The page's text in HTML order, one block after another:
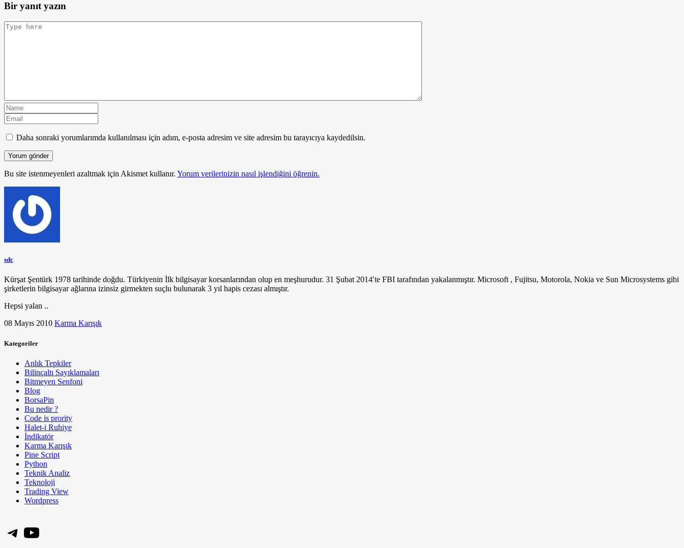
Bir yanıt yazın
Daha sonraki yorumlarımda kullanılması için adım, e-posta adresim ve site adresim bu tarayıcıya kaydedilsin.
Bu site istenmeyenleri azaltmak için Akismet kullanır. Yorum verilerinizin nasıl işlendiğini öğrenin.
sdc
Kürşat Şentürk 1978 tarihinde doğdu. Türkiyenin İlk bilgisayar korsanlarından olup en meşhurudur. 31 Şubat 2014′te FBI tarafından yakalanmıştır. Microsoft , Fujitsu, Motorola, Nokia ve Sun Microsystems gibi
şirketlerin bilgisayar ağlarına izinsiz girmekten suçlu bulunarak 3 yıl hapis cezası almıştır.
Hepsi yalan ..
08 Mayıs 2010 Karma Karışık
Kategoriler
Anlık Tepkiler
Bilinçaltı Sayıklamaları
Bitmeyen Senfoni
Blog
BorsaPin
Bu nedir ?
Code is prority
Halet-i Ruhiye
İndikatör
Karma Karışık
Pine Script
Python
Teknik Analiz
Teknoloji
Trading View
Wordpress
Telegram
YouTube